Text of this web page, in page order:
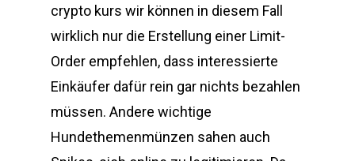
crypto kurs wir können in diesem Fall
wirklich nur die Erstellung einer Limit-
Order empfehlen, dass interessierte
Einkäufer dafür rein gar nichts bezahlen
müssen. Andere wichtige
Hundethemenmünzen sahen auch